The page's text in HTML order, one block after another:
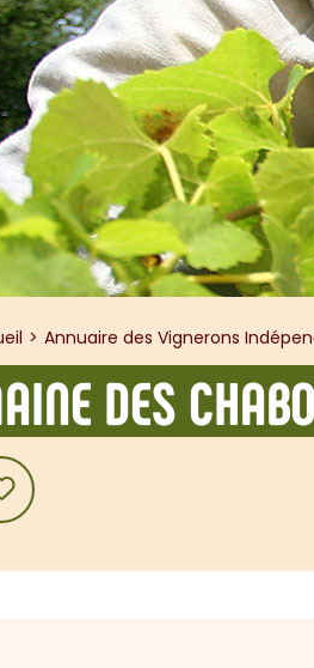
Annuaire des Vignerons
DES
AJOUTER AUX FAVORIS